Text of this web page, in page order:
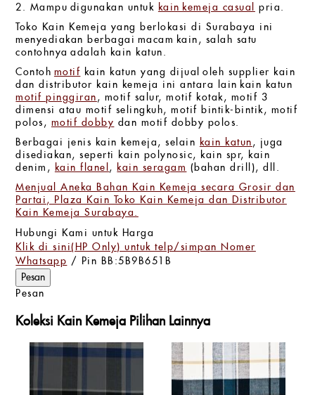
2. Mampu digunakan untuk kain kemeja casual
pria.
Toko Kain Kemeja yang berlokasi di Surabaya ini
menyediakan berbagai macam kain, salah satu
contohnya adalah kain katun.
Contoh motif kain katun yang dijual oleh supplier kain
dan distributor kain kemeja ini antara lain kain katun
motif pinggiran, motif salur, motif kotak, motif 3
dimensi atau motif selingkuh, motif bintik-bintik, motif
polos, motif dobby dan motif dobby polos.
Berbagai jenis kain kemeja, selain kain katun, juga
disediakan, seperti kain polynosic, kain spr, kain
denim, kain flanel , kain seragam (bahan drill), dll.
Menjual Aneka Bahan Kain Kemeja secara Grosir dan
Partai, Plaza Kain Toko Kain Kemeja dan Distributor
Kain Kemeja Surabaya.
Hubungi Kami untuk Harga
Klik di sini(HP Only) untuk telp/simpan Nomer
Whatsapp / Pin BB:5B9B651B
Pesan
Koleksi Kain Kemeja Pilihan Lainnya